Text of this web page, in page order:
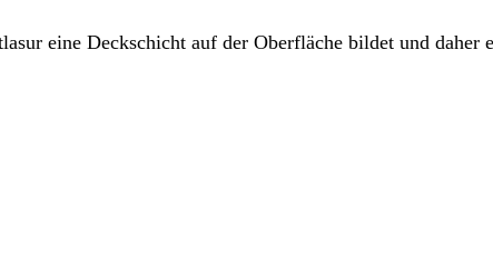
eine Deckschicht auf der Oberfläche bildet und daher